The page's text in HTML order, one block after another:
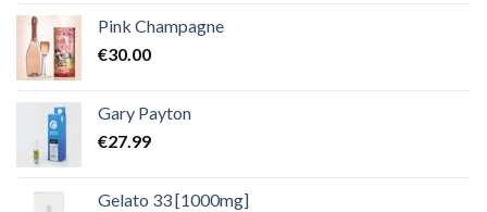
Pink Champagne
€30.00
Gary Payton
€27.99
Gelato 33 [1000mg]